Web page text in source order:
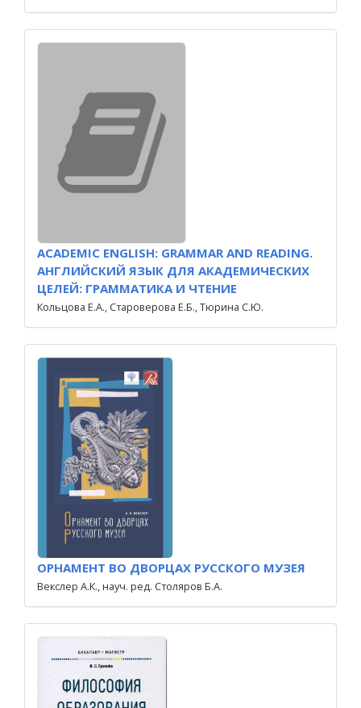
ACADEMIC ENGLISH: GRAMMAR AND READING.
АНГЛИЙСКИЙ ЯЗЫК ДЛЯ АКАДЕМИЧЕСКИХ
ЦЕЛЕЙ: ГРАММАТИКА И ЧТЕНИЕ
Кольцова Е.А., Староверова Е.Б., Тюрина С.Ю.
ОРНАМЕНТ ВО ДВОРЦАХ РУССКОГО МУЗЕЯ
Векслер А.К., науч. ред. Столяров Б.А.